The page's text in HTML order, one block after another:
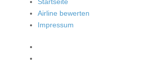
Airline bewerten
Impressum